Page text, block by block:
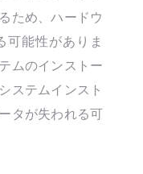
ため、ハードウ
可能性がありま
ムのインストー
ステムインスト
タが失われる可